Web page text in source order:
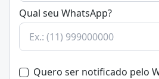
Qual seu WhatsApp?
Quero ser notificado pelo